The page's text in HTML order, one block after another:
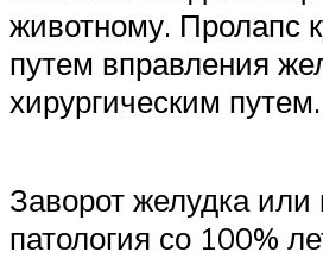
животному. Пролапс
путем вправления
хирургическим путем.
Заворот желудка
патология со 100%